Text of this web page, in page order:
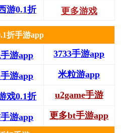
游0.1折 更多游戏
折手游app
游app 3733手游app
游app 米粒游app
戏0.1折 u2game手游
游app 更多bt手游app